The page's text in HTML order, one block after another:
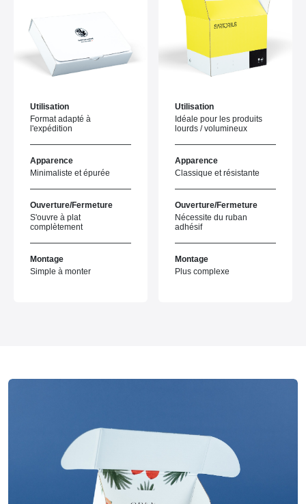
Utilisation
Format adapté à
l'expédition
Apparence
Minimaliste et épurée
Ouverture/Fermeture
S'ouvre à plat
complètement
Montage
Simple à monter
Utilisation
Idéale pour les produits
lourds / volumineux
Apparence
Classique et résistante
Ouverture/Fermeture
Nécessite du ruban
adhésif
Montage
Plus complexe
Boite à oreilles
Dimensions
18x18x7 cm
Quadrichromie